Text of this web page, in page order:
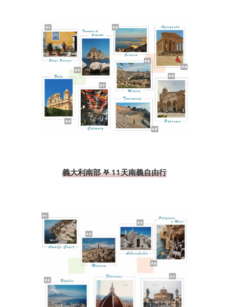
義大利南部 𖤐 11天南義自由行